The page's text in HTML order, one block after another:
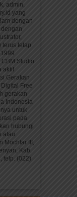
admin,
yang
dengan
terus tetap
Studio
aktif
Gerakan
Free
gerakan
Indonesia
untuk
pada
hubungi
atau
Mochtar III,
Kab.
telp. (022)